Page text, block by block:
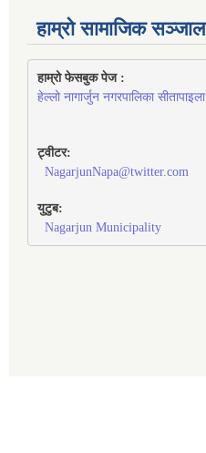
हाम्रो सामाजिक सञ्जाल
हाम्रो फेसबुक पेज :
हेल्लो नागार्जुन नगरपालिका सीतापाइला
ट्वीटर:
NagarjunNapa@twitter.com
युटुब:
Nagarjun Municipality